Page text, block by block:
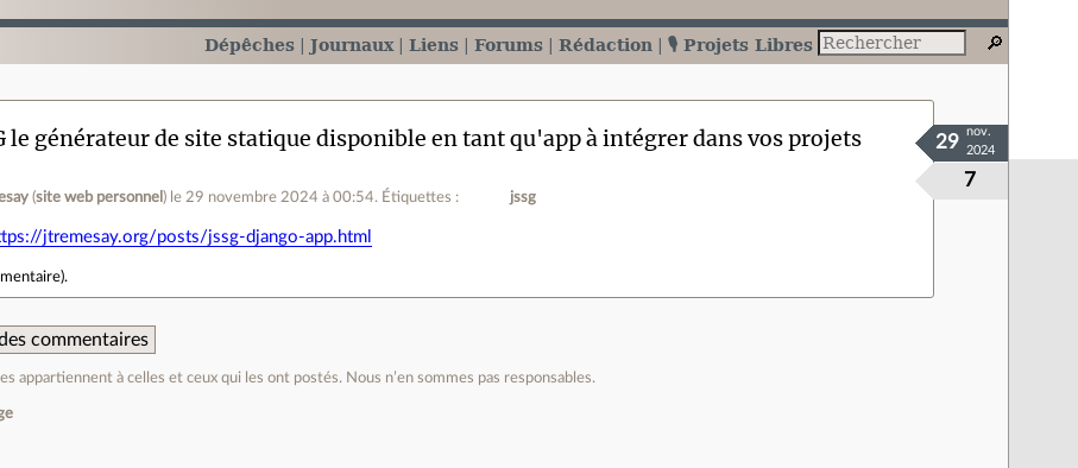
Dépêches Journaux Liens Forums Rédaction 🎙️ Projets Libres
le générateur de site statique disponible en tant qu'app à intégrer dans vos projets
(site web personnel ) le 29 novembre 2024 à 00:54. Étiquettes : jssg
7
29
nov.
2024
jtremesay.org/posts/jssg-django-app.html
).
commentaires
appartiennent à celles et ceux qui les ont postés. Nous n’en sommes pas responsables.